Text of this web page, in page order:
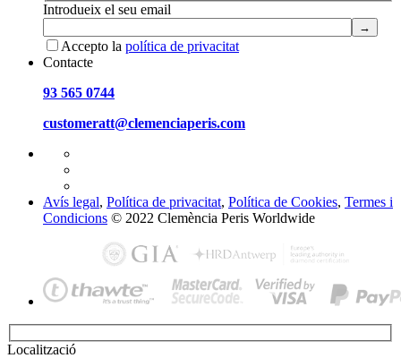
Introdueix el seu email
Accepto la política de privacitat
Contacte
93 565 0744
customeratt@clemenciaperis.com
Avís legal, Política de privacitat, Política de Cookies, Termes i
Condicions © 2022 Clemència Peris Worldwide
Localització